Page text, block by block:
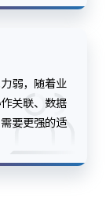
弱，随着业
关联、数据
要更强的适